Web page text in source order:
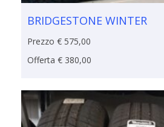
BRIDGESTONE WINTER
Prezzo € 575,00
Offerta € 380,00